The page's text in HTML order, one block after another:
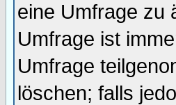
eine Umfrage zu
Umfrage ist
Umfrage
löschen; falls